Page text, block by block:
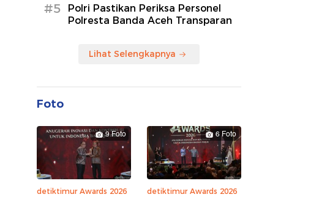
#5
Polri Pastikan Periksa Personel
Polresta Banda Aceh Transparan
Lihat Selengkapnya
Foto
9 Foto
detiktimur Awards 2026
6 Foto
detiktimur Awards 2026